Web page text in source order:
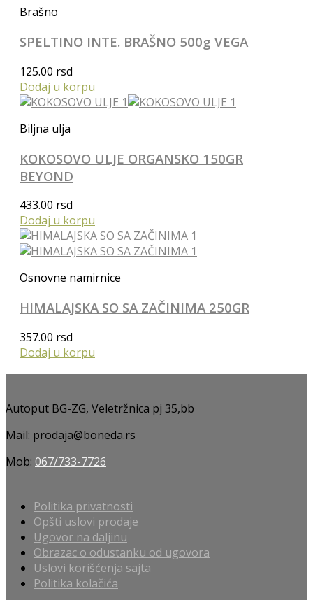
Brašno
SPELTINO INTE. BRAŠNO 500g VEGA
125.00 rsd
Dodaj u korpu
Biljna ulja
KOKOSOVO ULJE ORGANSKO 150GR
BEYOND
433.00 rsd
Dodaj u korpu
Osnovne namirnice
HIMALAJSKA SO SA ZAČINIMA 250GR
357.00 rsd
Dodaj u korpu
Autoput BG-ZG, Veletržnica pj 35,bb
Mail: prodaja@boneda.rs
Mob: 067/733-7726
Politika privatnosti
Opšti uslovi prodaje
Ugovor na daljinu
Obrazac o odustanku od ugovora
Uslovi korišćenja sajta
Politika kolačića